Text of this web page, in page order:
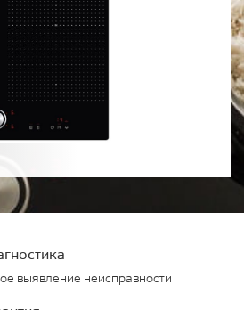
выявление неисправности